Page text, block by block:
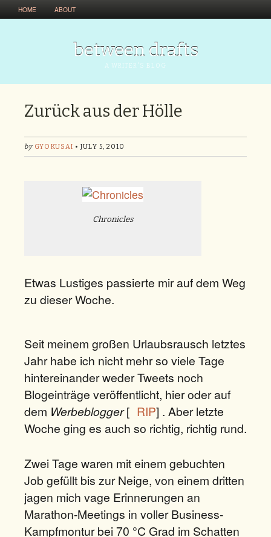
HOME ABOUT
between drafts
A WRITER'S BLOG
Zurück aus der Hölle
by GYOKUSAI • JULY 5, 2010
Chronicles
Etwas Lustiges passierte mir auf dem Weg
zu dieser Woche.
Seit meinem großen Urlaubsrausch letztes
Jahr habe ich nicht mehr so viele Tage
hintereinander weder Tweets noch
Blogeinträge veröffentlicht, hier oder auf
dem Werbeblogger[ RIP] . Aber letzte
Woche ging es auch so richtig, richtig rund.
Zwei Tage waren mit einem gebuchten
Job gefüllt bis zur Neige, von einem dritten
jagen mich vage Erinnerungen an
Marathon-Meetings in voller Business-
Kampfmontur bei 70 °C Grad im Schatten